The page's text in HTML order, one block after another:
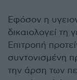
Εφόσον η
δικαιολογεί τη
Επιτροπή
συντονισμένη
την άρση των